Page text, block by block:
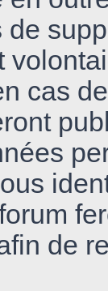
de
cas
de